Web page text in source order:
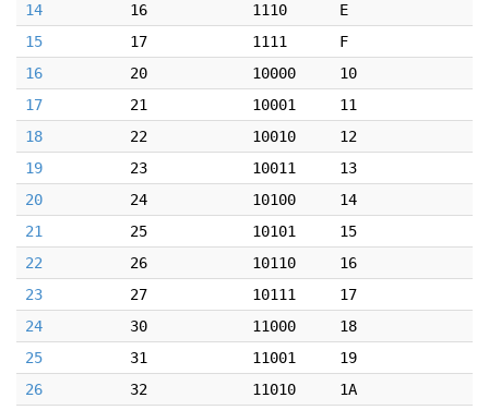
14
16 1110
E
15
17 1111
F
16
20 10000
10
17
21 10001
11
18
22 10010
12
19
23 10011
13
20
24 10100
14
21
25 10101
15
22
26 10110
16
23
27 10111
17
24
30 11000
18
25
31 11001
19
26
32 11010
1A